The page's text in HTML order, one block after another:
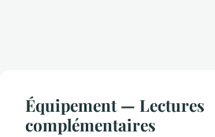
Équipement — Lectures
complémentaires